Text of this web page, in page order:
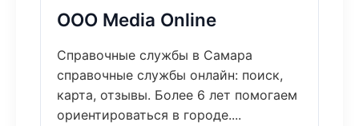
ООО Media Online
Справочные службы в Самара
справочные службы онлайн: поиск,
карта, отзывы. Более 6 лет помогаем
ориентироваться в городе....